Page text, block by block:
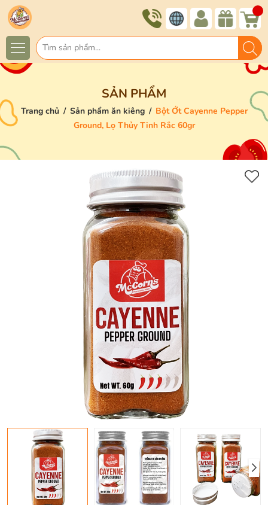
SẢN PHẨM
Trang chủ / Sản phẩm ăn kiêng / Bột Ớt Cayenne Pepper
Ground, Lọ Thủy Tinh Rắc 60gr